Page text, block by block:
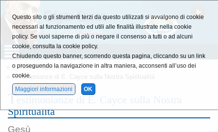
La Nostra Spiritualità
» Testimonianze di E. Cayce sulla Nostra Spiritualità
Testimonianze di E. Cayce sulla Nostra
Spiritualità
Gesù
Questo sito o gli strumenti terzi da questo utilizzati si avvalgono di cookie
necessari al funzionamento ed utili alle finalità illustrate nella cookie
policy. Se vuoi saperne di più o negare il consenso a tutti o ad alcuni
cookie, consulta la cookie policy.
Chiudendo questo banner, scorrendo questa pagina, cliccando su un link
o proseguendo la navigazione in altra maniera, acconsenti all’uso dei
cookie.
Maggiori informazioni
OK